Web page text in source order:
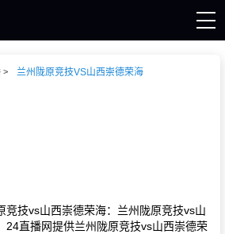
兰州陇原竞技VS山西崇德荣海
竞技vs山西崇德荣海：兰州陇原竞技vs山
24直播网提供兰州陇原竞技vs山西崇德荣